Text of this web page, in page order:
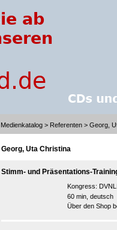
Medienkatalog > Referenten > Georg,
Georg, Uta Christina
Stimm- und Präsentations-
Kongress:
60 min, deutsch
Über den Shop